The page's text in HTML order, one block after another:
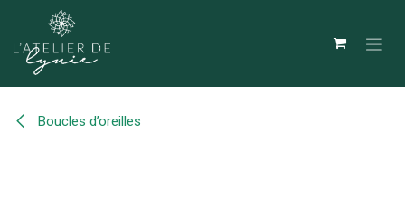
Se rendre au contenu
Boucles d’oreilles